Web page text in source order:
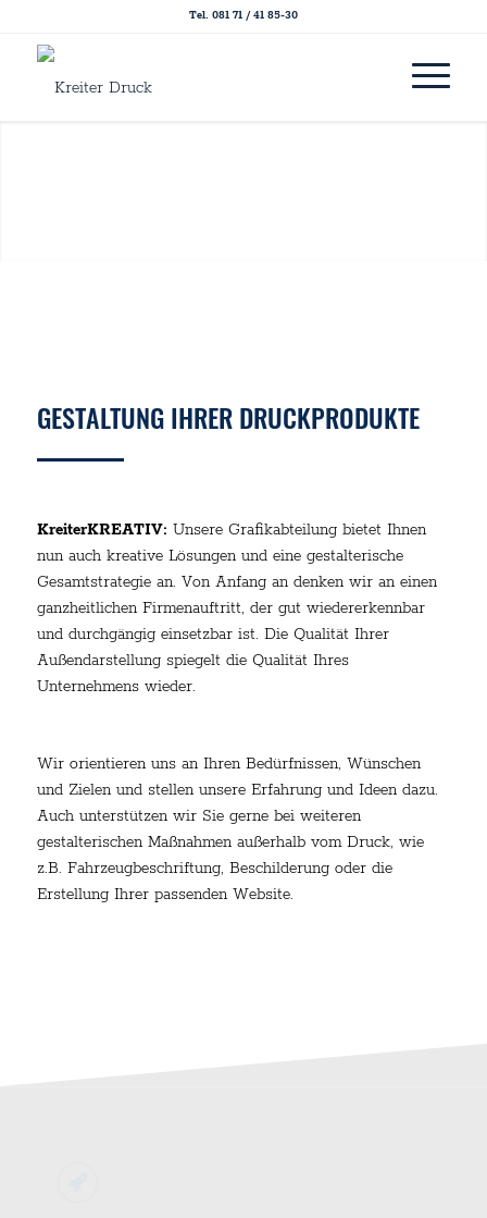
Tel. 081 71 / 41 85-30
GESTALTUNG IHRER DRUCKPRODUKTE
KreiterKREATIV: Unsere Grafikabteilung bietet Ihnen
nun auch kreative Lösungen und eine gestalterische
Gesamtstrategie an. Von Anfang an denken wir an einen
ganzheitlichen Firmenauftritt, der gut wiedererkennbar
und durchgängig einsetzbar ist. Die Qualität Ihrer
Außendarstellung spiegelt die Qualität Ihres
Unternehmens wieder.
Wir orientieren uns an Ihren Bedürfnissen, Wünschen
und Zielen und stellen unsere Erfahrung und Ideen dazu.
Auch unterstützen wir Sie gerne bei weiteren
gestalterischen Maßnahmen außerhalb vom Druck, wie
z.B. Fahrzeugbeschriftung, Beschilderung oder die
Erstellung Ihrer passenden Website.